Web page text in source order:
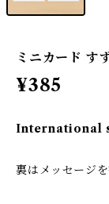
ミニカード
¥385
International
裏はメッセージ